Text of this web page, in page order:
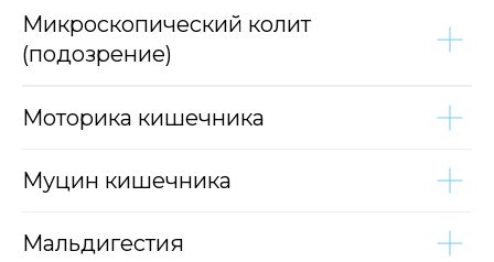
Микроскопический колит
(подозрение)
Моторика кишечника
Муцин кишечника
Мальдигестия